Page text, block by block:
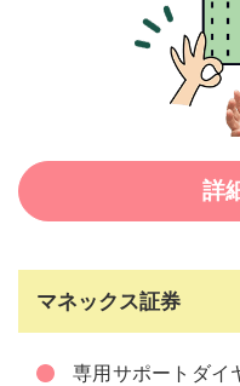
詳
マネックス証券
専用サポートダイ